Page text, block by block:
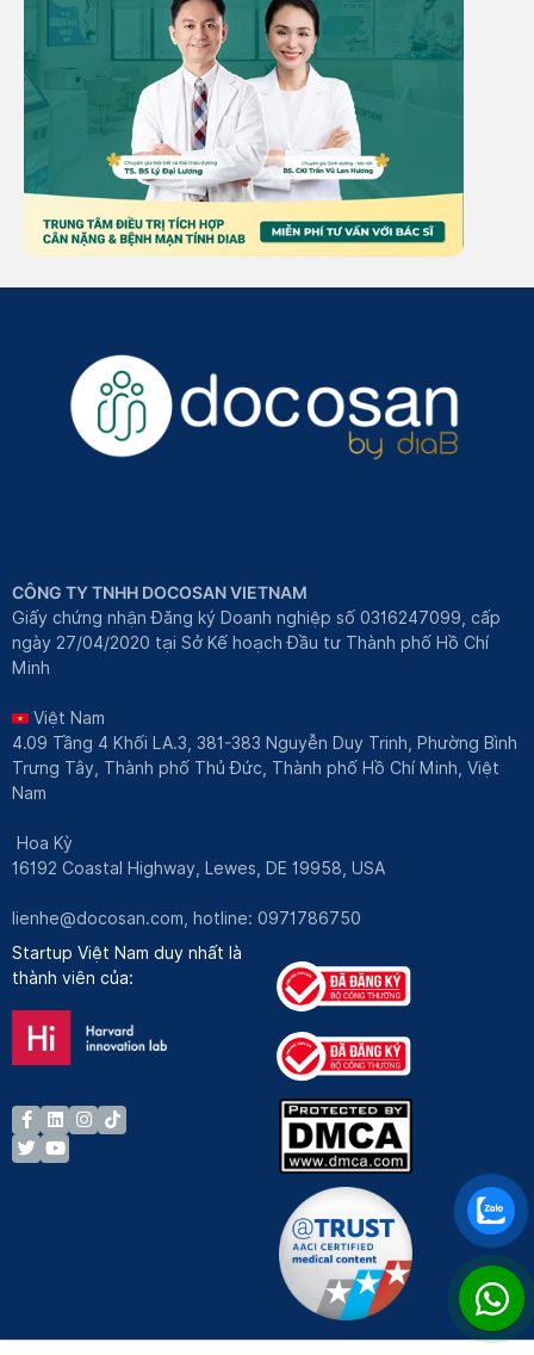
CÔNG TY TNHH DOCOSAN VIETNAM
Giấy chứng nhận Đăng ký Doanh nghiệp số 0316247099, cấp
ngày 27/04/2020 tại Sở Kế hoạch Đầu tư Thành phố Hồ Chí
Minh
Việt Nam
4.09 Tầng 4 Khối LA.3, 381-383 Nguyễn Duy Trinh, Phường Bình
Trưng Tây, Thành phố Thủ Đức, Thành phố Hồ Chí Minh, Việt
Nam
Hoa Kỳ
16192 Coastal Highway, Lewes, DE 19958, USA
lienhe@docosan.com, hotline: 0971786750
Startup Việt Nam duy nhất là
thành viên của: